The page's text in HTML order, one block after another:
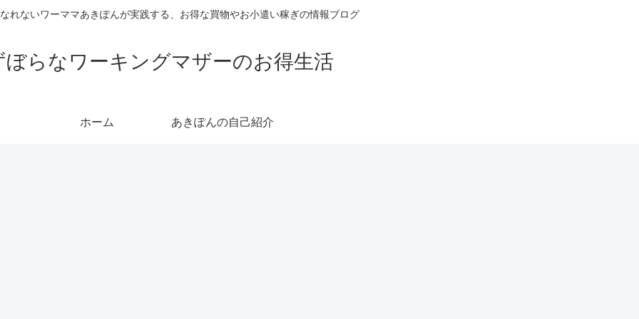
れないワーママあきぽんが実践する、お得な買物やお小遣い稼ぎの情報ブログ
ぼらなワーキングマザーのお得生活
ホーム あきぽんの自己紹介